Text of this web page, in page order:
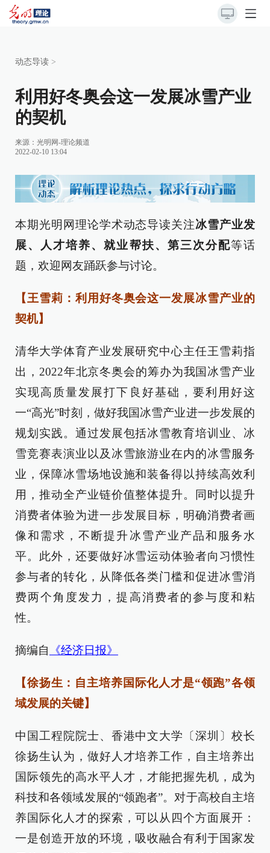
动态导读 >
利用好冬奥会这一发展冰雪产业
的契机
来源： 光明网-理论频道
2022-02-10 13:04
本期光明网理论学术动态导读关注冰雪产业发
展、人才培养、就业帮扶、第三次分配等话
题，欢迎网友踊跃参与讨论。
【王雪莉：利用好冬奥会这一发展冰雪产业的
契机】
清华大学体育产业发展研究中心主任王雪莉指
出，2022年北京冬奥会的筹办为我国冰雪产业
实现高质量发展打下良好基础，要利用好这
一“高光”时刻，做好我国冰雪产业进一步发展的
规划实践。通过发展包括冰雪教育培训业、冰
雪竞赛表演业以及冰雪旅游业在内的冰雪服务
业，保障冰雪场地设施和装备得以持续高效利
用，推动全产业链价值整体提升。同时以提升
消费者体验为进一步发展目标，明确消费者画
像和需求，不断提升冰雪产业产品和服务水
平。此外，还要做好冰雪运动体验者向习惯性
参与者的转化，从降低各类门槛和促进冰雪消
费两个角度发力，提高消费者的参与度和粘
性。
摘编自 《经济日报》
【徐扬生：自主培养国际化人才是“领跑”各领
域发展的关键】
中国工程院院士、香港中文大学〔深圳〕校长
徐扬生认为，做好人才培养工作，自主培养出
国际领先的高水平人才，才能把握先机，成为
科技和各领域发展的“领跑者”。对于高校自主培
养国际化人才的探索，可以从四个方面展开：
一是创造开放的环境，吸收融合有利于国家发